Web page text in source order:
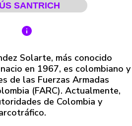
SANTRICH
Solarte, más conocido
nacio en 1967, es colombiano y
de las Fuerzas Armadas
(FARC). Actualmente,
de Colombia y